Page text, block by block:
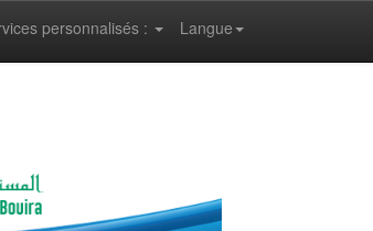
Langue
personnalisés :